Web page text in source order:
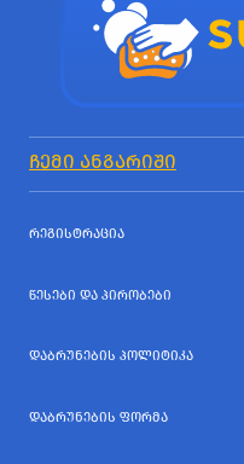
ᲩᲔᲛᲘ ᲐᲜᲒᲐᲠᲘᲨᲘ
ᲠᲔᲒᲘᲡᲢᲠᲐᲪᲘᲐ
ᲬᲔᲡᲔᲑᲘ ᲓᲐ ᲞᲘᲠᲝᲑᲔᲑᲘ
ᲓᲐᲑᲠᲣᲜᲔᲑᲘᲡ ᲞᲝᲚᲘᲢᲘᲙᲐ
ᲓᲐᲑᲠᲣᲜᲔᲑᲘᲡ ᲤᲝᲠᲛᲐ